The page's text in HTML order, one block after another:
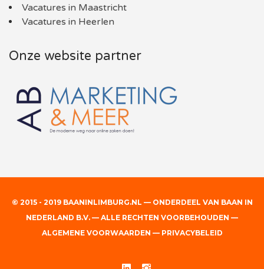
Vacatures in Maastricht
Vacatures in Heerlen
Onze website partner
© 2015 - 2019 BAANINLIMBURG.NL — ONDERDEEL VAN BAAN IN
NEDERLAND B.V. — ALLE RECHTEN VOORBEHOUDEN —
ALGEMENE VOORWAARDEN — PRIVACYBELEID